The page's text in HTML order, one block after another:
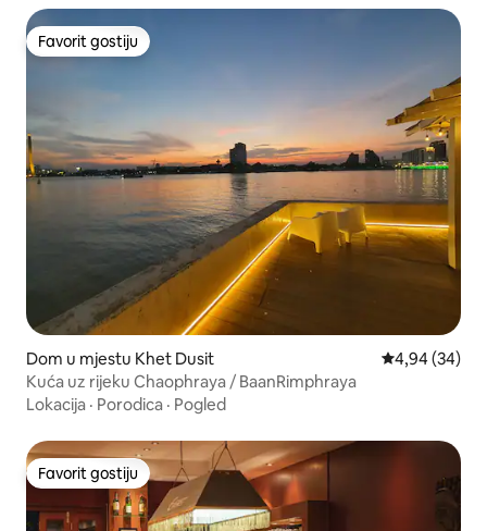
Favorit gostiju
Favorit gostiju
Dom u mjestu Khet Dusit Prosječna
4,94 (34)
Kuća uz rijeku Chaophraya / BaanRimphraya
Lokacija · Porodica · Pogled
Favorit gostiju
Favorit gostiju